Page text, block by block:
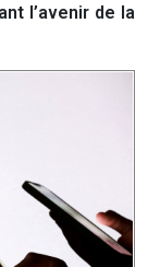
l’avenir de la